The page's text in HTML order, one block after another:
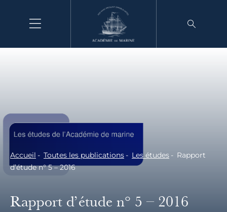
Accueil Toutes les publications Les études
Rapport
d’étude n° 5 – 2016
Rapport d’étude n° 5 – 2016